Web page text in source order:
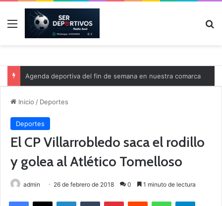
Menú
Agenda deportiva del fin de semana en nuestra comarca
Inicio / Deportes
Deportes
El CP Villarrobledo saca el rodillo
y golea al Atlético Tomelloso
admin 26 de febrero de 2018 0 1 minuto de lectura